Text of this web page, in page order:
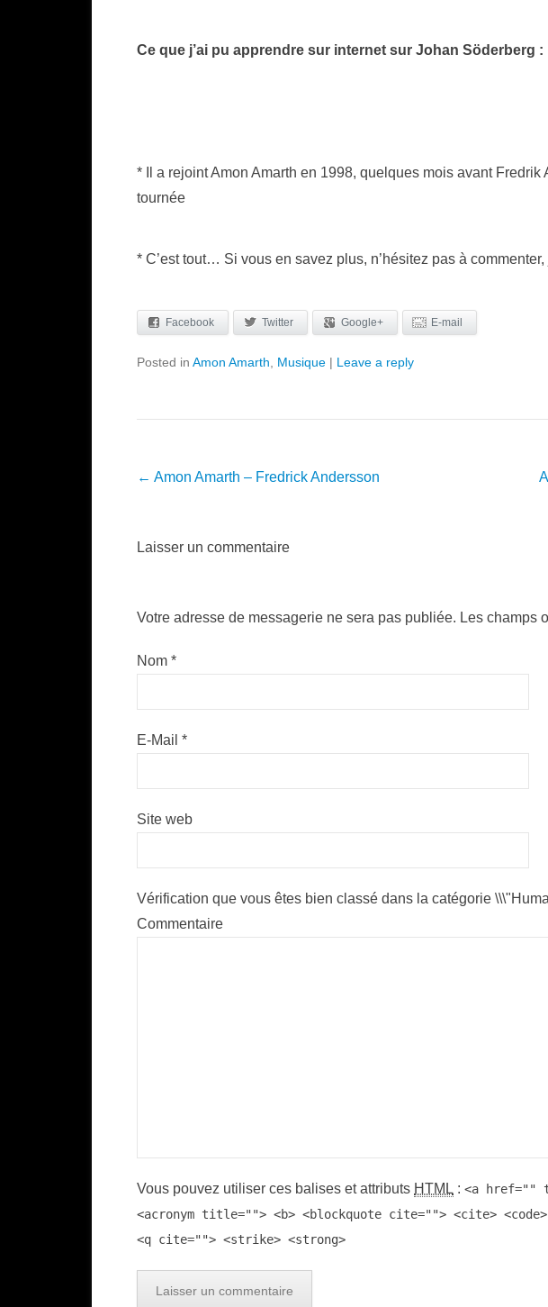
Ce que j’ai pu apprendre sur internet sur Johan Söderberg :
* Il a rejoint Amon Amarth en 1998, quelques mois avant
tournée
* C’est tout… Si vous en savez plus, n’hésitez pas à commenter,
Facebook Twitter Google+ E-mail
Posted in Amon Amarth Musique | Leave a reply
Post navigation
← Amon Amarth – Fredrick Andersson
Laisser un commentaire
Votre adresse de messagerie ne sera pas publiée. Les champs
Nom *
E-Mail *
Site web
Vérification que vous êtes bien classé dans la catégorie
Commentaire
Vous pouvez utiliser ces balises et attributs HTML : <a href=""
<acronym title=""> <b> <blockquote cite=""> <cite>
<q cite=""> <strike> <strong>